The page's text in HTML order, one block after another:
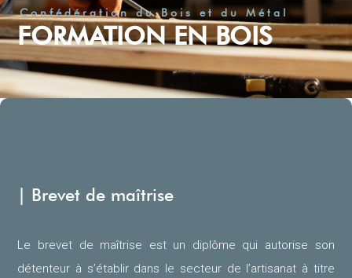
Confédération du Bois et du Métal
FORMATION EN BOIS
| Brevet de maîtrise
Le brevet de maîtrise est un diplôme qui autorise son
détenteur à s’établir dans le secteur de l’artisanat à titre